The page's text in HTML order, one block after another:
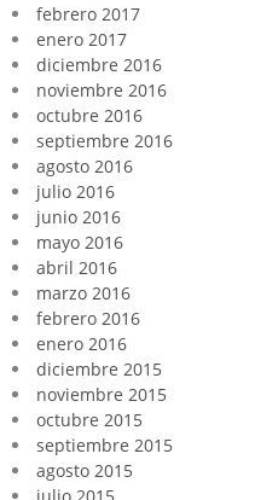
febrero 2017
enero 2017
diciembre 2016
noviembre 2016
octubre 2016
septiembre 2016
agosto 2016
julio 2016
junio 2016
mayo 2016
abril 2016
marzo 2016
febrero 2016
enero 2016
diciembre 2015
noviembre 2015
octubre 2015
septiembre 2015
agosto 2015
julio 2015